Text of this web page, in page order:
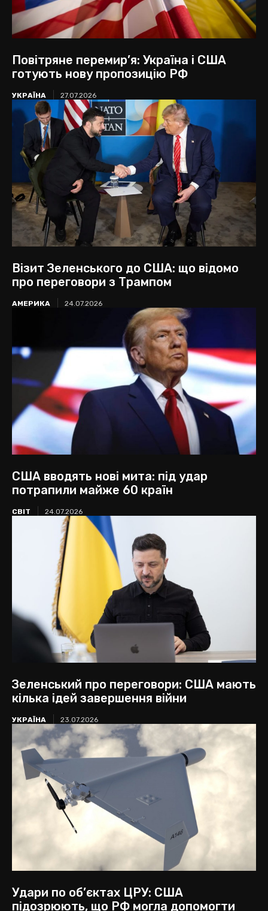
Повітряне перемир’я: Україна і США
готують нову пропозицію РФ
УКРАЇНА 27.07.2026
Візит Зеленського до США: що відомо
про переговори з Трампом
АМЕРИКА 24.07.2026
США вводять нові мита: під удар
потрапили майже 60 країн
СВІТ 24.07.2026
Зеленський про переговори: США мають
кілька ідей завершення війни
УКРАЇНА 23.07.2026
Удари по об’єктах ЦРУ: США
підозрюють, що РФ могла допомогти